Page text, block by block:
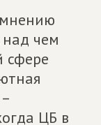
мнению
над чем
сфере
ЦБ в